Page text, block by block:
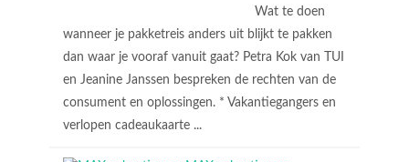
Wat te doen
wanneer je pakketreis anders uit blijkt te pakken
dan waar je vooraf vanuit gaat? Petra Kok van TUI
en Jeanine Janssen bespreken de rechten van de
consument en oplossingen. * Vakantiegangers en
verlopen cadeaukaarte ...